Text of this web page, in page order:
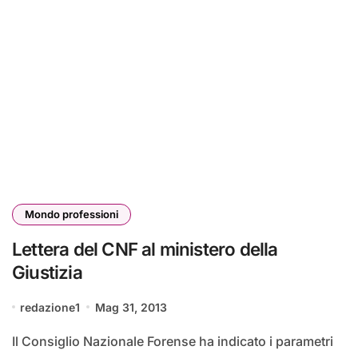
Mondo professioni
Lettera del CNF al ministero della
Giustizia
redazione1 Mag 31, 2013
Il Consiglio Nazionale Forense ha indicato i parametri